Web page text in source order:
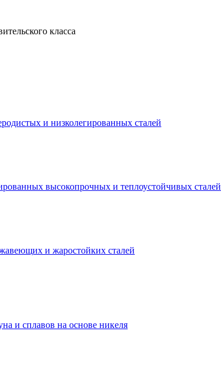
класса
и низколегированных сталей
высокопрочных и теплоустойчивых сталей
и жаростойких сталей
и сплавов на основе никеля